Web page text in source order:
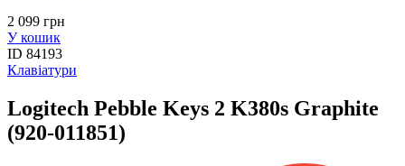
2 099 грн
У кошик
ID 84193
Клавіатури
Logitech Pebble Keys 2 K380s Graphite
(920-011851)